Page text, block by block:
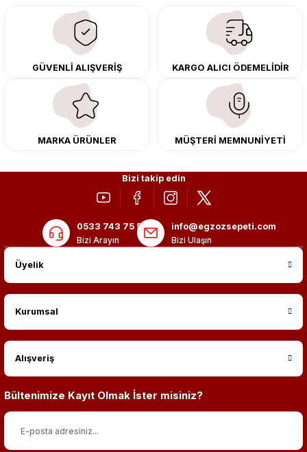
çıkma orijinal ürünler ile yenileyebilir, body kit uygulamalarıyla aracınızın
tasarımını ve aerodinamisini üst seviyeye taşıyabilirsiniz.
Tüm ürünlerimiz orijinal, dayanıklı ve uzun ömürlüdür. İstanbul’daki montaj
merkezimizde profesyonel montaj yapıyor, Türkiye’nin her yerine güvenli
kargo ile teslimat gerçekleştiriyoruz. Aracınıza değer katmak için doğru
adres: Egzoz Sepeti.
GÜVENLİ ALIŞVERİŞ KARGO ALICI ÖDEMELİDİR
MARKA ÜRÜNLER MÜŞTERİ MEMNUNİYETİ
Bizi takip edin
0533 743 75 56
Bizi Arayın
info@egzozsepeti.com
Bizi Ulaşın
Üyelik
Kurumsal
Alışveriş
Bültenimize Kayıt Olmak İster misiniz?